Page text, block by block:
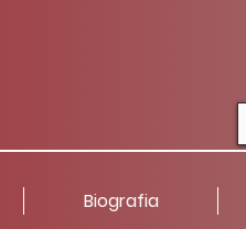
Biografia